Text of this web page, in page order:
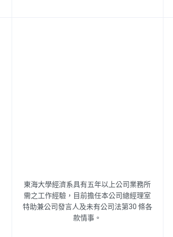
東海大學經濟系具有五年以上公司業務所
需之工作經驗，目前擔任本公司總經理室
特助兼公司發言人及未有公司法第30 條各
款情事。